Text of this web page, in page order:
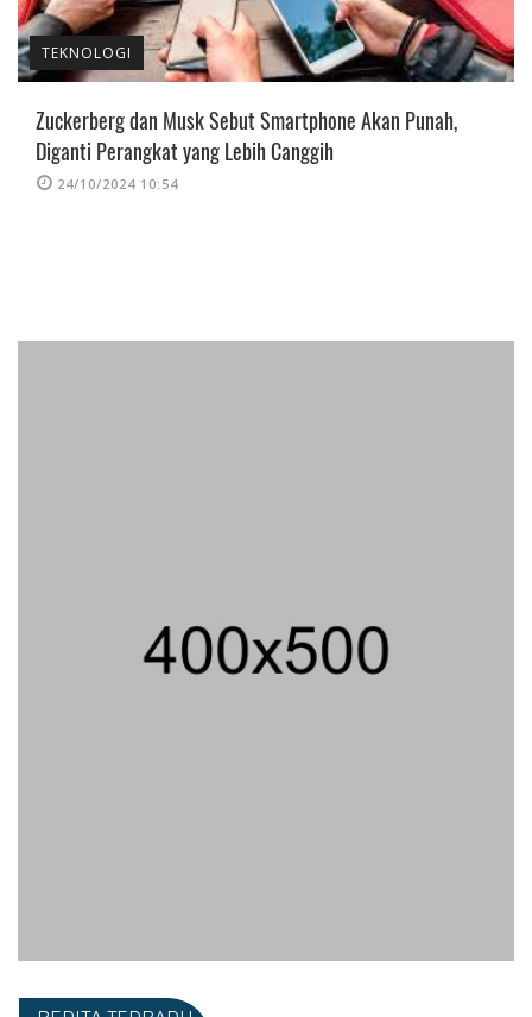
TEKNOLOGI
Zuckerberg dan Musk Sebut Smartphone Akan Punah,
Diganti Perangkat yang Lebih Canggih
24/10/2024 10:54